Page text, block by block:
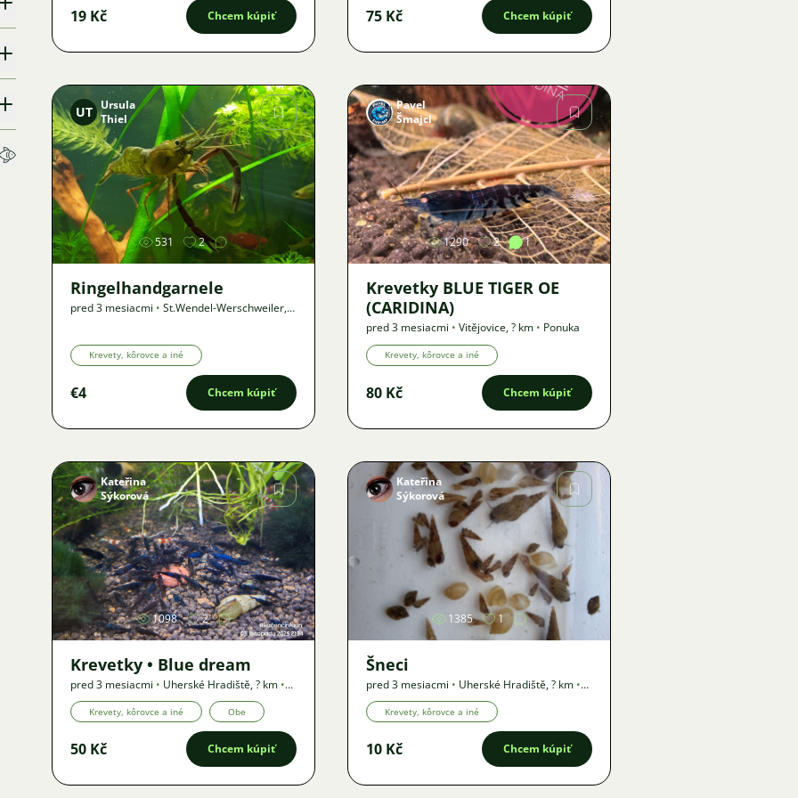
19 Kč Chcem kúpiť 75 Kč Chcem kúpiť
Obrázok
UT
Ursula
Thiel
531 2
Ringelhandgarnele
pred 3 mesiacmi • St.Wendel-Werschweiler,?
Krevety, kôrovce a iné
€4 Chcem kúpiť
Obrázok
Pavel
Šmajcl
1290 2 1
Krevetky BLUE TIGER OE
(CARIDINA)
pred 3 mesiacmi • Vitějovice,? km • Ponuka
Krevety, kôrovce a iné
80 Kč Chcem kúpiť
Obrázok
Kateřina
Sýkorová
1098 2
Krevetky • Blue dream
pred 3 mesiacmi • Uherské Hradiště,? km •
Ponuka
Krevety, kôrovce a iné Obe
50 Kč Chcem kúpiť
Obrázok
Kateřina
Sýkorová
1385 1
Šneci
pred 3 mesiacmi • Uherské Hradiště,? km •
Ponuka
Krevety, kôrovce a iné
10 Kč Chcem kúpiť